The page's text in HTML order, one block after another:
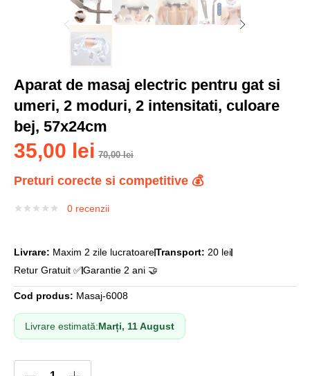
Aparat de masaj electric pentru gat si
umeri, 2 moduri, 2 intensitati, culoare
bej, 57x24cm
35,00 lei 70,00lei
Preturi corecte si competitive 💰
0 recenzii
Livrare: Maxim 2 zile lucratoareTransport: 20 lei
Retur Gratuit ✅Garantie 2 ani 🤝
Cod produs: Masaj-6008
Livrare estimată:Marți, 11 August